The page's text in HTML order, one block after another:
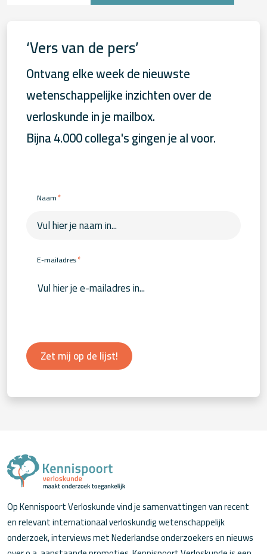
‘Vers van de pers’
Ontvang elke week de nieuwste
wetenschappelijke inzichten over de
verloskunde in je mailbox.
Bijna 4.000 collega's gingen je al voor.
Naam*
E-mailadres*
Zet mij op de lijst!
Op Kennispoort Verloskunde vind je samenvattingen van recent
en relevant internationaal verloskundig wetenschappelijk
onderzoek, interviews met Nederlandse onderzoekers en nieuws